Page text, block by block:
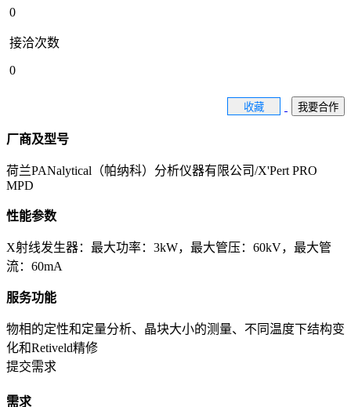
0
接洽次数
0
收藏 我要合作
厂商及型号
荷兰PANalytical（帕纳科）分析仪器有限公司/X'Pert PRO
MPD
性能参数
X射线发生器：最大功率：3kW，最大管压：60kV，最大管
流：60mA
服务功能
物相的定性和定量分析、晶块大小的测量、不同温度下结构变
化和Retiveld精修
提交需求
需求